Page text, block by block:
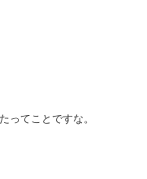
ってことですな。